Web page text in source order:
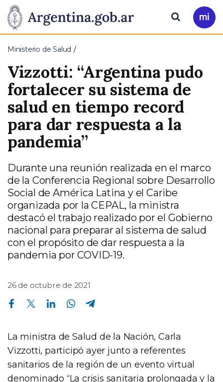
Presidencia
de
la
Nación
Pasar al contenido principal
Ir
a
Buscar
Ministerio de Salud
Vizzotti: “Argentina pudo
fortalecer su sistema de
salud en tiempo record
para dar respuesta a la
pandemia”
Durante una reunión realizada en el marco
de la Conferencia Regional sobre Desarrollo
Social de América Latina y el Caribe
organizada por la CEPAL, la ministra
destacó el trabajo realizado por el Gobierno
nacional para preparar al sistema de salud
con el propósito de dar respuesta a la
pandemia por COVID-19.
26 de octubre de 2021
Compartir en Facebook Compartir en Twitter Compartir en Linkedin Compartir en Whatsapp
La ministra de Salud de la Nación, Carla
Vizzotti, participó ayer junto a referentes
sanitarios de la región de un evento virtual
denominado “La crisis sanitaria prolongada y la